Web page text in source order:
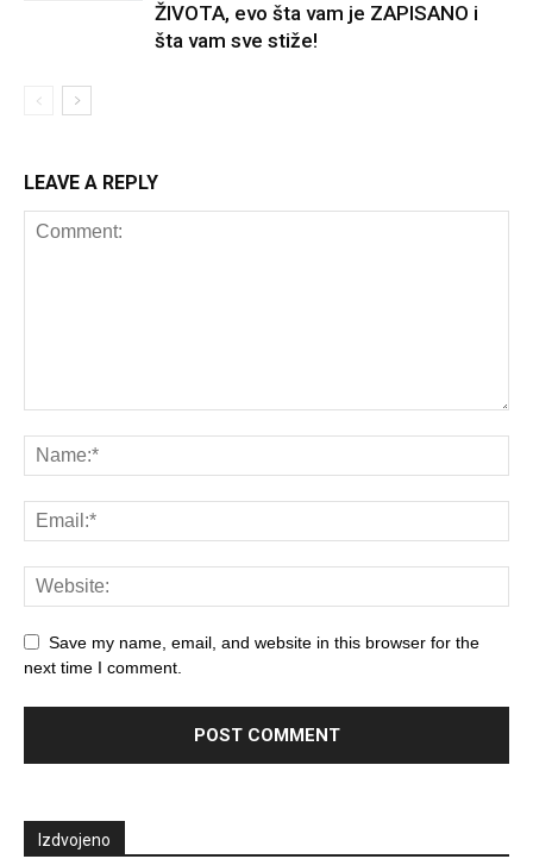
ŽIVOTA, evo šta vam je ZAPISANO i
šta vam sve stiže!
LEAVE A REPLY
Save my name, email, and website in this browser for the
next time I comment.
Izdvojeno